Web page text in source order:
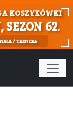
KOSZYKÓWKI
SEZON 62.
/ TRENERA